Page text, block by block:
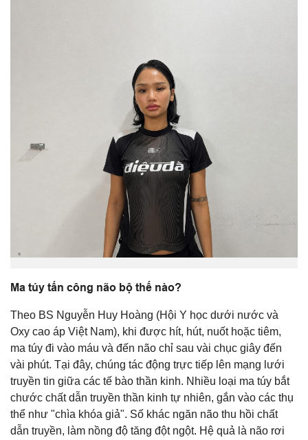
Ma túy tấn công não bộ thế nào?
Theo BS Nguyễn Huy Hoàng (Hội Y học dưới nước và
Oxy cao áp Việt Nam), khi được hít, hút, nuốt hoặc tiêm,
ma túy đi vào máu và đến não chỉ sau vài chục giây đến
vài phút. Tại đây, chúng tác động trực tiếp lên mạng lưới
truyền tin giữa các tế bào thần kinh. Nhiều loại ma túy bắt
chước chất dẫn truyền thần kinh tự nhiên, gắn vào các thụ
thể như "chìa khóa giả". Số khác ngăn não thu hồi chất
dẫn truyền, làm nồng độ tăng đột ngột. Hệ quả là não rơi